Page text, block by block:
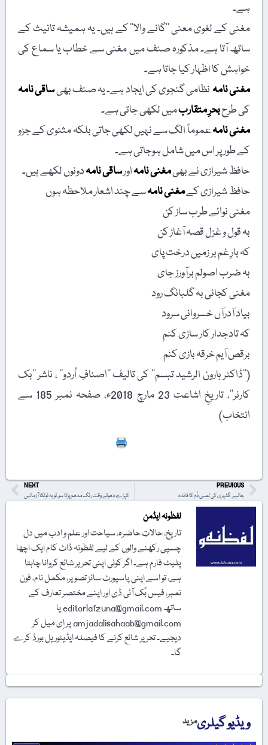
ہے۔
مغنی کے لغوی معنی ’’گانے والا‘‘ کے ہیں۔ یہ ہمیشہ تانیث کے
ساتھ آتا ہے۔ مذکورہ صنف میں مغنی سے خطاب یا سماع کی
خواہش کا اظہار کیا جاتا ہے۔
مغنی نامہنظامی گنجوی کی ایجاد ہے۔ یہ صنف بھیساقی نامہ
کی طرحبحرِ متقاربمیں لکھی جاتی ہے۔
مغنی نامہعموماً الگ سے نہیں لکھی جاتی بلکہ مثنوی کے جزو
کے طور پر اس میں شامل ہوجاتی ہے۔
حافظ شیرازی نے بھیمغنی نامہاورساقی نامہدونوں لکھے ہیں۔
حافظ شیرازی کےمغنی نامہسے چند اشعار ملاحظہ ہوں
مغنی نوائے طرب ساز کن
بہ قول و غزل قصہ آغاز کن
کہ بارِ غم بر زمیں درخت پای
بہ ضرب اصولم برآورز جای
مغنی کجائی بہ گلبانگ رود
بیاد آدرآں خسروانی سرود
کہ تادجدار کار سازی کنم
برقص آیم خرقہ بازی کنم
(’’ڈاکٹر ہارون الرشید تبسم‘‘ کی تالیف ’’اصنافِ اُردو‘‘ ، ناشر ’’بک
کارنر‘‘، تاریخِ اشاعت 23 مارچ 2018ء، صفحہ نمبر 185 سے
انتخاب)
PREVIOUS
جانیے گلہری کی لمبی دُم کا فائدہ
NEXT
کپڑے دھوتے وقت رنگ مدھم پڑتا ہو، تو یہ ٹوٹکا آزمائیں
لفظونہ ایڈمن
تاریخ، حالاتِ حاضرہ، سیاحت اور علم و ادب میں دل
چسپی رکھنے والوں کے لیے لفظونہ ڈاٹ کام ایک اچھا
پلیٹ فارم ہے۔ اگر کوئی اپنی تحریر شائع کروانا چاہتا
ہے، تو اسے اپنی پاسپورٹ سائز تصویر، مکمل نام، فون
نمبر، فیس بُک آئی ڈی اور اپنے مختصر تعارف کے
ساتھ editorlafzuna@gmail.com یا
amjadalisahaab@gmail.com پر اِی میل کر
دیجیے۔ تحریر شائع کرنے کا فیصلہ ایڈیٹوریل بورڈ کرے
گا۔
ویڈیو گیلریمزید